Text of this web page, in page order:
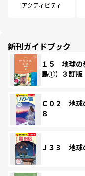
アクティビティ
新刊ガイドブック
１５ 地球
島①）３訂版
Ｃ０２ 地球
８
Ｊ３３ 地